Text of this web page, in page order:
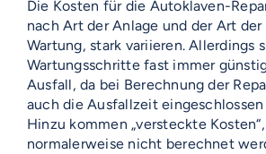
Die Kosten für die Autoklaven-
nach Art der Anlage und der Art
Wartung, stark variieren. Allerdings
Wartungsschritte fast immer
Ausfall, da bei Berechnung der
auch die Ausfallzeit
Hinzu kommen „versteckte
normalerweise nicht berechnet